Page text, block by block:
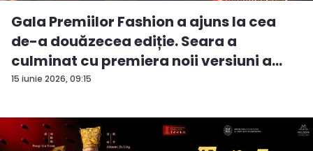
15 iunie 2026, 09:15
Gala Premiilor Fashion a ajuns la cea
de-a douăzecea ediție. Seara a
culminat cu premiera noii versiuni a
pie...